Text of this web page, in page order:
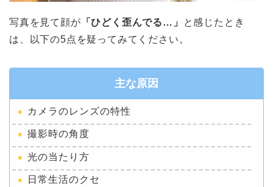
写真を見て顔が 「ひどく歪んでる…」
と感じたとき
は、以下の5点を疑ってみてください。
主な原因
カメラのレンズの特性
撮影時の角度
光の当たり方
日常生活のクセ